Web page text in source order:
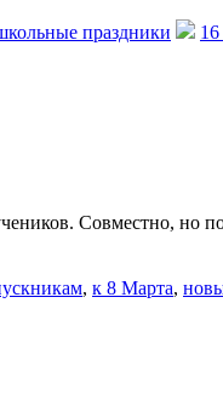
праздники
Совместно, но
, к 8 Марта,